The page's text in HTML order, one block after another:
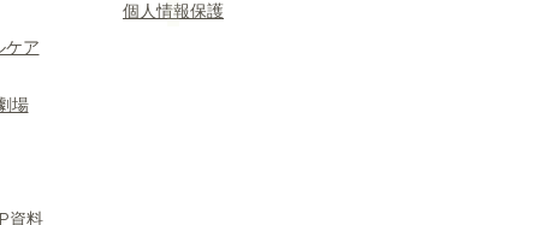
場
​個人情報保護
ケア
資料